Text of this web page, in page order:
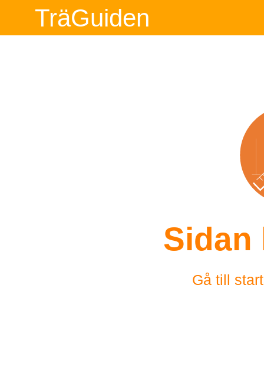
TräGuiden
Sidan
Gå till